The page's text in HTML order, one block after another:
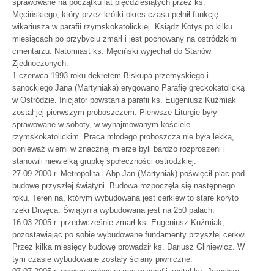
sprawowane na początku lat pięćdziesiątych przez ks.
Męcińskiego, który przez krótki okres czasu pełnił funkcję
wikariusza w parafii rzymskokatolickiej. Ksiądz Kotys po kilku
miesiącach po przybyciu zmarł i jest pochowany na ostródzkim
cmentarzu. Natomiast ks. Męciński wyjechał do Stanów
Zjednoczonych.
1 czerwca 1993 roku dekretem Biskupa przemyskiego i
sanockiego Jana (Martyniaka) erygowano Parafię greckokatolicką
w Ostródzie. Inicjator powstania parafii ks. Eugeniusz Kuźmiak
został jej pierwszym proboszczem. Pierwsze Liturgie były
sprawowane w soboty, w wynajmowanym kościele
rzymskokatolickim. Praca młodego proboszcza nie była lekką,
ponieważ wierni w znacznej mierze byli bardzo rozproszeni i
stanowili niewielką grupkę społeczności ostródzkiej.
27.09.2000 r. Metropolita i Abp Jan (Martyniak) poświęcił plac pod
budowę przyszłej świątyni. Budowa rozpoczęła się następnego
roku. Teren na, którym wybudowana jest cerkiew to stare koryto
rzeki Drwęca. Świątynia wybudowana jest na 250 palach.
16.03.2005 r. przedwcześnie zmarł ks. Eugeniusz Kuźmiak,
pozostawiając po sobie wybudowane fundamenty przyszłej cerkwi.
Przez kilka miesięcy budowę prowadził ks. Dariusz Gliniewicz. W
tym czasie wybudowane zostały ściany piwniczne.